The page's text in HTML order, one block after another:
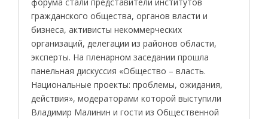
гражданского общества, органов власти и
бизнеса, активисты некоммерческих
организаций, делегации из районов области,
эксперты. На пленарном заседании прошла
панельная дискуссия «Общество – власть.
Национальные проекты: проблемы, ожидания,
действия», модераторами которой выступили
Владимир Малинин и гости из Общественной